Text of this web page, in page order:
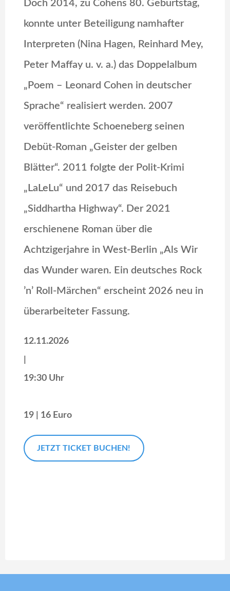
Doch 2014, zu Cohens 80. Geburtstag,
konnte unter Beteiligung namhafter
Interpreten (Nina Hagen, Reinhard Mey,
Peter Maffay u. v. a.) das Doppelalbum
„Poem – Leonard Cohen in deutscher
Sprache“ realisiert werden. 2007
veröffentlichte Schoeneberg seinen
Debüt-Roman „Geister der gelben
Blätter“. 2011 folgte der Polit-Krimi
„LaLeLu“ und 2017 das Reisebuch
„Siddhartha Highway“. Der 2021
erschienene Roman über die
Achtzigerjahre in West-Berlin „Als Wir
das Wunder waren. Ein deutsches Rock
’n’ Roll-Märchen“ erscheint 2026 neu in
überarbeiteter Fassung.
12.11.2026
19:30 Uhr
19 | 16 Euro
JETZT TICKET BUCHEN!